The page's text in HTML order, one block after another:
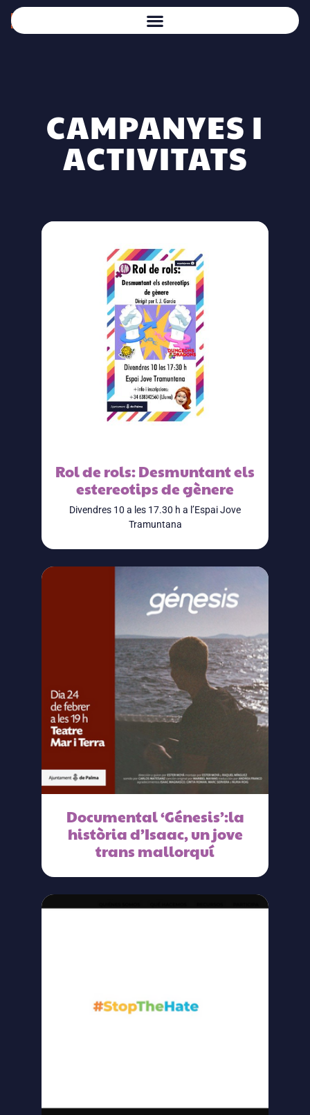
CAMPANYES I
ACTIVITATS
Rol de rols: Desmuntant els
estereotips de gènere
Divendres 10 a les 17.30 h a l’Espai Jove
Tramuntana
Documental ‘Génesis’:la
història d’Isaac, un jove
trans mallorquí